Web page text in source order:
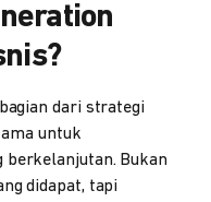
dari strategi
untuk
berkelanjutan. Bukan
didapat, tapi